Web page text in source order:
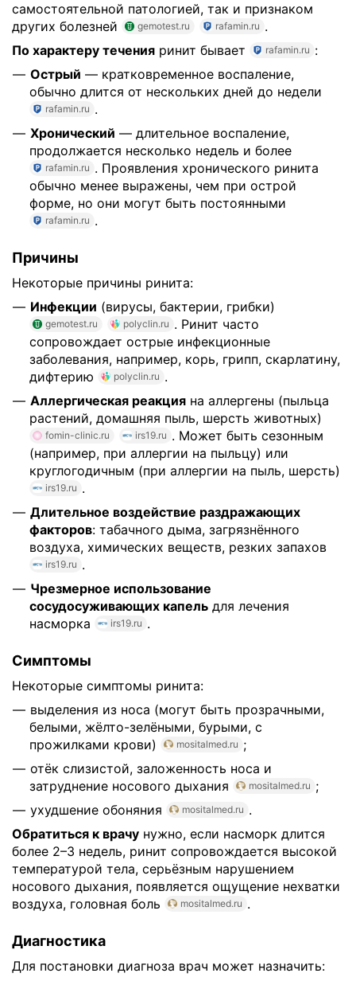
самостоятельной патологией, так и признаком
других болезней
gemotest.ru rafamin.ru .
По характеру течения ринит бывает rafamin.ru :
Острый — кратковременное воспаление,
обычно длится от нескольких дней до недели
rafamin.ru .
Хронический — длительное воспаление,
продолжается несколько недель и более
rafamin.ru . Проявления хронического ринита
обычно менее выражены, чем при острой
форме, но они могут быть постоянными
rafamin.ru .
Причины
Некоторые причины ринита:
Инфекции (вирусы, бактерии, грибки)
gemotest.ru polyclin.ru . Ринит часто
сопровождает острые инфекционные
заболевания, например, корь, грипп, скарлатину,
дифтерию
polyclin.ru .
Аллергическая реакция на аллергены (пыльца
растений, домашняя пыль, шерсть животных)
fomin-clinic.ru irs19.ru . Может быть сезонным
(например, при аллергии на пыльцу) или
круглогодичным (при аллергии на пыль, шерсть)
irs19.ru .
Длительное воздействие раздражающих
факторов: табачного дыма, загрязнённого
воздуха, химических веществ, резких запахов
irs19.ru .
Чрезмерное использование
сосудосуживающих капель для лечения
насморка
irs19.ru .
Симптомы
Некоторые симптомы ринита:
выделения из носа (могут быть прозрачными,
белыми, жёлто-зелёными, бурыми, с
прожилками крови)
mositalmed.ru ;
отёк слизистой, заложенность носа и
затруднение носового дыхания
mositalmed.ru ;
ухудшение обоняния
mositalmed.ru .
Обратиться к врачу нужно, если насморк длится
более 2–3 недель, ринит сопровождается высокой
температурой тела, серьёзным нарушением
носового дыхания, появляется ощущение нехватки
воздуха, головная боль
mositalmed.ru .
Диагностика
Для постановки диагноза врач может назначить: